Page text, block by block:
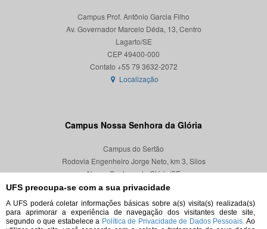
UFS preocupa-se com a sua privacidade
A UFS poderá coletar informações básicas sobre a(s) visita(s) realizada(s)
para aprimorar a experiência de navegação dos visitantes deste site,
segundo o que estabelece a Política de Privacidade de Dados Pessoais. Ao
Campus Prof. Antônio Garcia Filho
Av. Governador Marcelo Déda, 13, Centro
Lagarto/SE
CEP 49400-000
Localização
Campus Nossa Senhora da Glória
Campus do Sertão
Rodovia Engenheiro Jorge Neto, km 3, Silos
Nossa Senhora da Glória/SE
CEP 49680-000
Localização